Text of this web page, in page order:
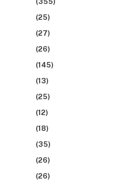
(25)
(27)
(26)
(145)
(13)
(25)
(12)
(18)
(35)
(26)
(26)